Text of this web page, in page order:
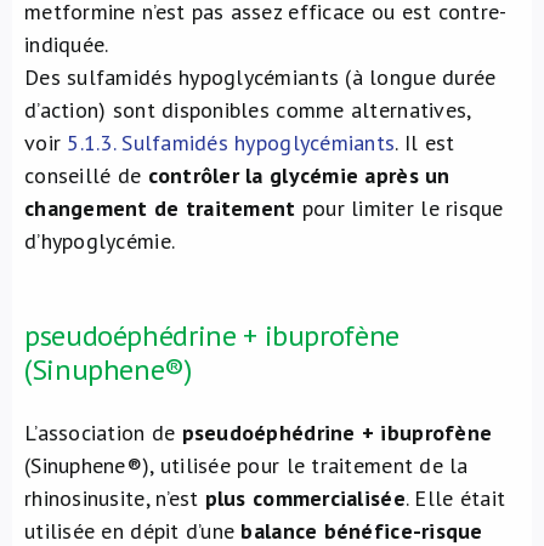
metformine n’est pas assez efficace ou est contre-
indiquée.
Des sulfamidés hypoglycémiants (à longue durée
d’action) sont disponibles comme alternatives,
voir 5.1.3. Sulfamidés hypoglycémiants. Il est
conseillé de contrôler la glycémie après un
changement de traitement pour limiter le risque
d’hypoglycémie.
pseudoéphédrine + ibuprofène
(Sinuphene®)
L’association de pseudoéphédrine + ibuprofène
(Sinuphene®), utilisée pour le traitement de la
rhinosinusite, n’est plus commercialisée. Elle était
utilisée en dépit d’une balance bénéfice-risque